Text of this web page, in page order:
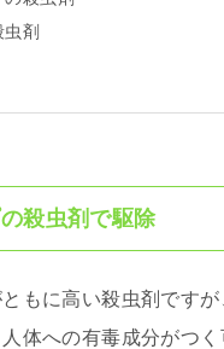
虫剤
殺虫剤で駆除
もに高い殺虫剤です
体への有毒成分がつく